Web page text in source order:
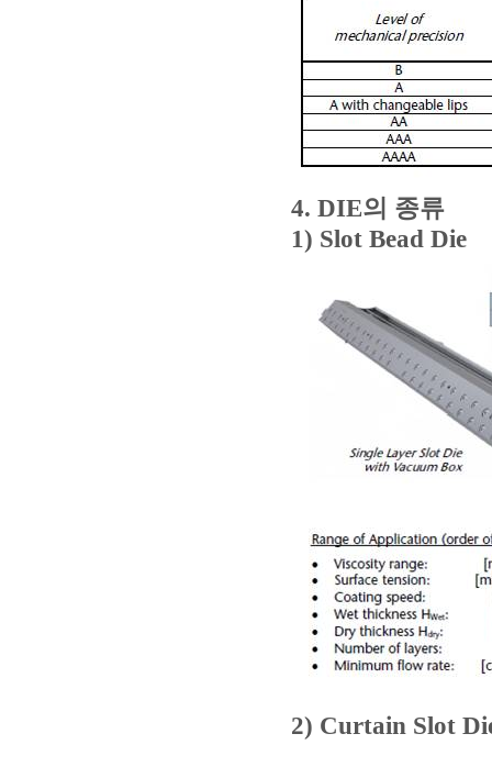
4. DIE의 종류
1) Slot Bead Die
2) Curtain Slot